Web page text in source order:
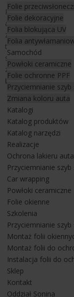
Folie
Folie dekoracyjne
Folia blokująca UV
Folia
Samochód
Powłoki ceramiczne
Folie ochronne PPF
Przyciemnianie
Zmiana koloru auta
Katalogi
Katalog produktów
Katalog narzędzi
Realizacje
Ochrona lakieru auta
Przyciemnianie
Car wrapping
Powłoki ceramiczne
Folie okienne
Szkolenia
Przyciemnianie
Montaż folii
Montaż folii do
Instalacja folii do
Sklep
Kontakt
Oddział Sonina
Rubicon to model
autem. Wrangler
zabezpieczenia
terenowych.
straszny.
została
LLumar.
Produkt
rodzaju
powierzchni
produkt - folie
oznacza że
Jeżeli jesteś
w swoim aucie
zapraszamy do
się na wizytę w
49. Sprawdź